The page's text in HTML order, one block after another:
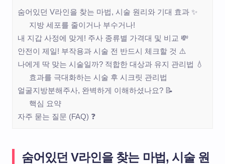
숨어있던 V라인을 찾는 마법, 시술 원리와 기대 효과 ✨
지방 세포를 줄이거나 부수거나!
내 지갑 사정에 맞게! 주사 종류별 가격대 및 비교 💸
안전이 제일! 부작용과 시술 전 반드시 체크할 것 ⚠️
나에게 딱 맞는 시술일까? 적합한 대상과 유지 관리법 💧
효과를 극대화하는 시술 후 시크릿 관리법
얼굴지방분해주사, 완벽하게 이해하셨나요? 📝
핵심 요약
자주 묻는 질문 (FAQ) ❓
숨어있던 V라인을 찾는 마법, 시술 원